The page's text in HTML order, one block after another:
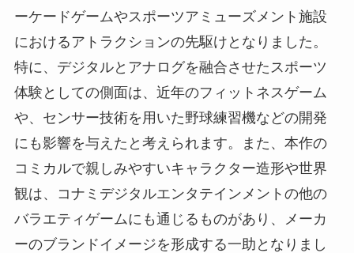
ーケードゲームやスポーツアミューズメント施設
におけるアトラクションの先駆けとなりました。
特に、デジタルとアナログを融合させたスポーツ
体験としての側面は、近年のフィットネスゲーム
や、センサー技術を用いた野球練習機などの開発
にも影響を与えたと考えられます。また、本作の
コミカルで親しみやすいキャラクター造形や世界
観は、コナミデジタルエンタテインメントの他の
バラエティゲームにも通じるものがあり、メーカ
ーのブランドイメージを形成する一助となりまし